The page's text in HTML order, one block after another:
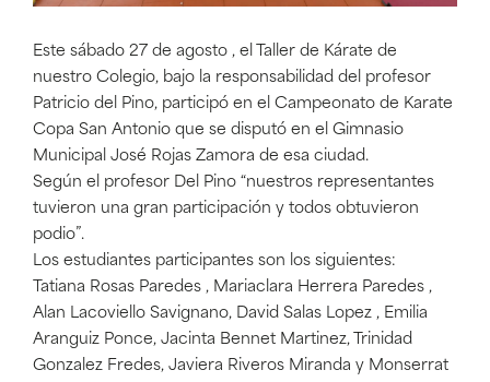
Este sábado 27 de agosto , el Taller de Kárate de
nuestro Colegio, bajo la responsabilidad del profesor
Patricio del Pino, participó en el Campeonato de Karate
Copa San Antonio que se disputó en el Gimnasio
Municipal José Rojas Zamora de esa ciudad.
Según el profesor Del Pino “nuestros representantes
tuvieron una gran participación y todos obtuvieron
podio”.
Los estudiantes participantes son los siguientes:
Tatiana Rosas Paredes , Mariaclara Herrera Paredes ,
Alan Lacoviello Savignano, David Salas Lopez , Emilia
Aranguiz Ponce, Jacinta Bennet Martinez, Trinidad
Gonzalez Fredes, Javiera Riveros Miranda y Monserrat